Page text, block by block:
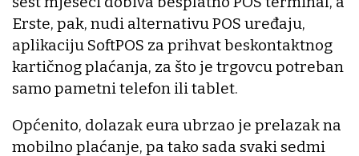
Erste, pak, nudi alternativu POS uređaju,
aplikaciju SoftPOS za prihvat beskontaktnog
kartičnog plaćanja, za što je trgovcu potreban
samo pametni telefon ili tablet.
Općenito, dolazak eura ubrzao je prelazak na
mobilno plaćanje, pa tako sada svaki sedmi